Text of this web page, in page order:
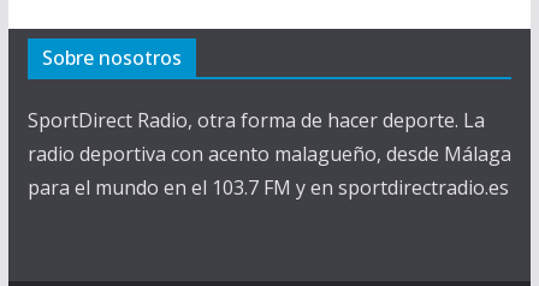
Sobre nosotros
SportDirect Radio, otra forma de hacer deporte. La
radio deportiva con acento malagueño, desde Málaga
para el mundo en el 103.7 FM y en sportdirectradio.es